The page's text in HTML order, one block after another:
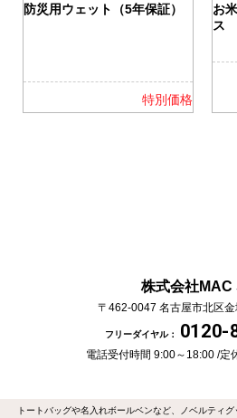
防災用ウェット（5年保証）
特別価格
お
ス
株式会社MAC
〒462-0047 名古屋市北区
フリーダイヤル： 0120-
電話受付時間 9:00～18:00 /定
トートバッグや名入れボールベンなど、ノベルティ